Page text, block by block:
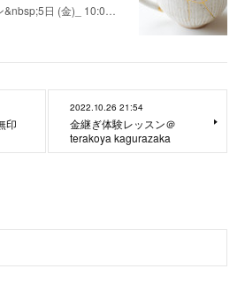
&nbsp;5日 (金)_ 10:0…
印
2022.10.26 21:54
金継ぎ体験レッスン＠
terakoya kagurazaka